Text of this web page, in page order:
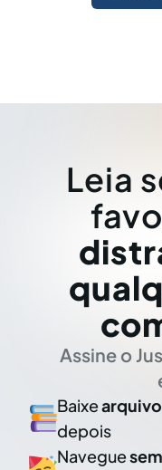
Leia
Assine o
Baixe
depois
Navegue